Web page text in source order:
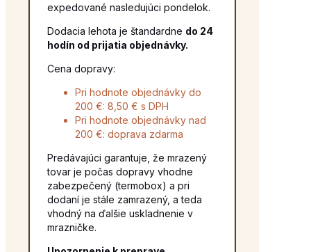
expedované nasledujúci pondelok.
Dodacia lehota je štandardne do 24
hodín od prijatia objednávky.
Cena dopravy:
Pri hodnote objednávky do
200 €: 8,50 € s DPH
Pri hodnote objednávky nad
200 €: doprava zdarma
Predávajúci garantuje, že mrazený
tovar je počas dopravy vhodne
zabezpečený (termobox) a pri
dodaní je stále zamrazený, a teda
vhodný na ďalšie uskladnenie v
mrazničke.